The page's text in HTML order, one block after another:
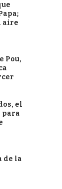
aire
Pou,
el
para
de la